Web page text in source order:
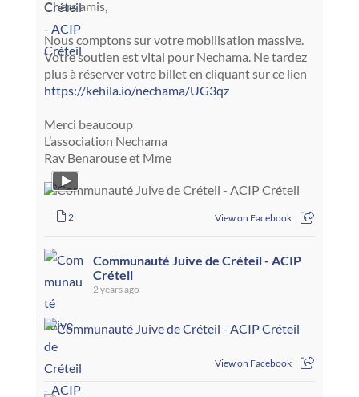
Chers amis,
Nous comptons sur votre mobilisation massive.
Votre soutien est vital pour Nechama. Ne tardez
plus à réserver votre billet en cliquant sur ce lien
https://kehila.io/nechama/UG3qz
Merci beaucoup
L’association Nechama
Rav Benarouse et Mme
2 View on Facebook
Communauté Juive de Créteil - ACIP
Créteil
2 years ago
View on Facebook